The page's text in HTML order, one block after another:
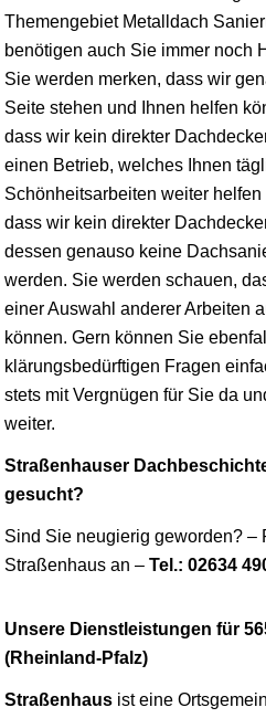
Themengebiet Metalldach
benötigen auch Sie immer noch
Sie werden merken, dass wir
Seite stehen und Ihnen helfen
dass wir kein direkter
einen Betrieb, welches Ihnen
Schönheitsarbeiten weiter
dass wir kein direkter
dessen genauso keine
werden. Sie werden schauen,
einer Auswahl anderer Arbeiten
können. Gern können Sie
klärungsbedürftigen Fragen
stets mit Vergnügen für Sie da
weiter.
Straßenhauser
gesucht?
Sind Sie neugierig geworden? –
Straßenhaus an – Tel.: 02634
Unsere Dienstleistungen für
(Rheinland-Pfalz)
Straßenhaus ist eine